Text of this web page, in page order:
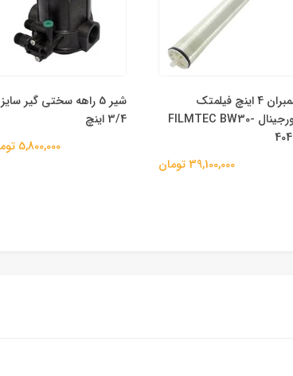
ممبران 4 اینچ فیلمتک
اورجینال FILMTEC BW30-
39,100,000 تومان
شیر 5 راهه سختی گیر سایز
3/4 اینچ
5,800,000 تومان